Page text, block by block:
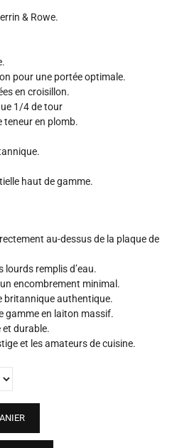
& Rowe.
pour une portée optimale.
en croisillon.
1/4 de tour
teneur en plomb.
haut de gamme.
au-dessus de la plaque de
remplis d’eau.
encombrement minimal.
britannique authentique.
gamme en laiton massif.
durable.
et les amateurs de cuisine.